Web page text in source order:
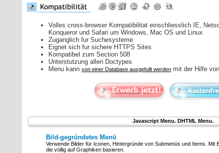
Volles cross-browser Kompatibilitat einschliesslich IE,
Konqueror und Safari um Windows, Mac OS und Linux
Zuganglich fur Suchesysteme
Eignet sich fur sichere HTTPS Sites
Kompatibel zum Section 508
Unterstutzung allen Doctypes
Menu kann von einer Database ausgefullt werden mit der Hilfe
Javascript Menu. DHTML Menu.
Bild-gegründetes Menü
Verwende Bilder für Iconen, Hintergründe von Submenüs und Items. Mit
die völlig auf Graphiken basieren.